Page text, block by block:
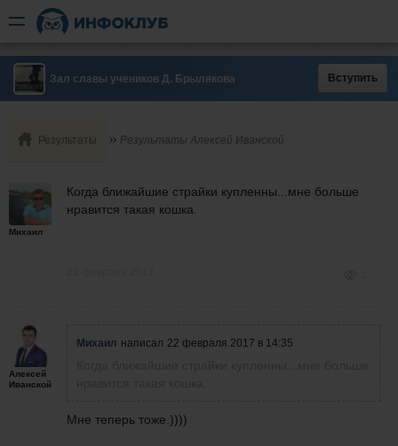
Зал славы учеников Д. Брылякова Вступить
Результаты Результаты Алексей Иванской
Михаил
Когда ближайшие страйки купленны...мне больше
нравится такая кошка.
Алексей
Иванской
Михаил написал 22 февраля 2017 в 14:35
Мне теперь тоже.))))